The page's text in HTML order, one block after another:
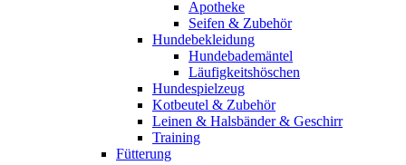
Apotheke
Seifen & Zubehör
Hundebekleidung
Hundebademäntel
Läufigkeitshöschen
Hundespielzeug
Kotbeutel & Zubehör
Leinen & Halsbänder & Geschirr
Training
Fütterung